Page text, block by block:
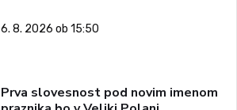
6. 8. 2026 ob 15:50
Prva slovesnost pod novim imenom